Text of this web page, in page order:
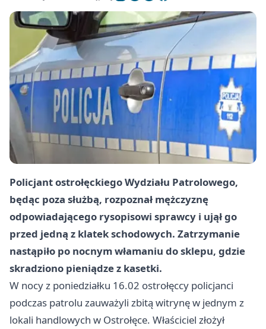
Policjant ostrołęckiego Wydziału Patrolowego,
będąc poza służbą, rozpoznał mężczyznę
odpowiadającego rysopisowi sprawcy i ujął go
przed jedną z klatek schodowych. Zatrzymanie
nastąpiło po nocnym włamaniu do sklepu, gdzie
skradziono pieniądze z kasetki.
W nocy z poniedziałku 16.02 ostrołęccy policjanci
podczas patrolu zauważyli zbitą witrynę w jednym z
lokali handlowych w Ostrołęce. Właściciel złożył